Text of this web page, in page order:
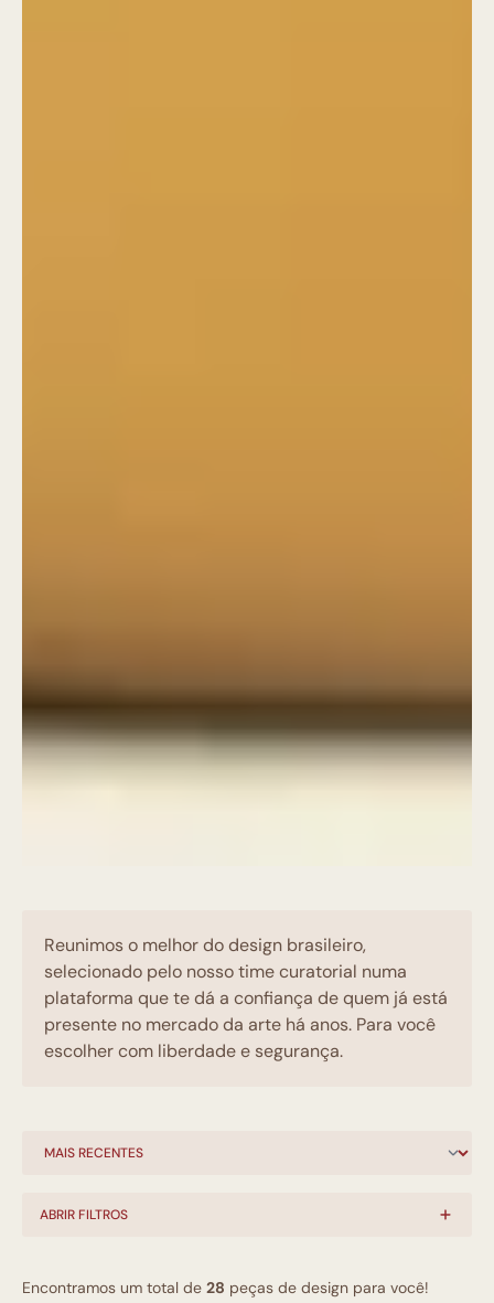
Reunimos o melhor do design brasileiro,
selecionado pelo nosso time curatorial numa
plataforma que te dá a confiança de quem já está
presente no mercado da arte há anos. Para você
escolher com liberdade e segurança.
ABRIR FILTROS
Encontramos um total de 28 peças de design para você!